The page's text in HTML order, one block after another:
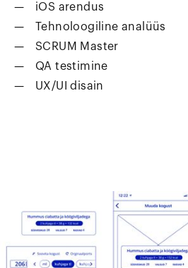
iOS arendus
Tehnoloogiline analüüs
SCRUM Master
QA testimine
UX/UI disain